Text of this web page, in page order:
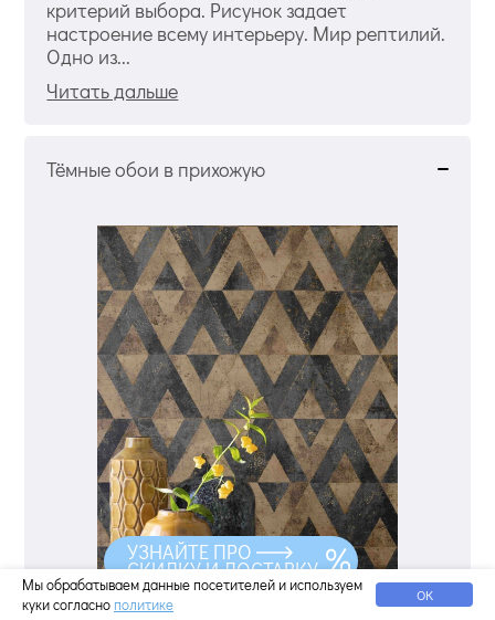
критерий выбора. Рисунок задает
настроение всему интерьеру. Мир рептилий.
Одно из...
Читать дальше
Тёмные обои в прихожую
Мы обрабатываем данные посетителей и используем
куки согласно политике ОК
УЗНАЙТЕ ПРО
СКИДКУ И ДОСТАВКУ